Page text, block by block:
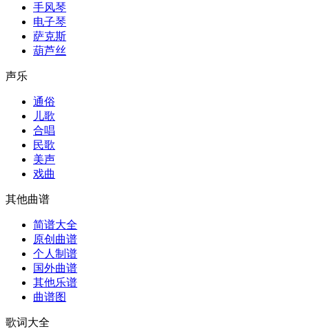
手风琴
电子琴
萨克斯
葫芦丝
声乐
通俗
儿歌
合唱
民歌
美声
戏曲
其他曲谱
简谱大全
原创曲谱
个人制谱
国外曲谱
其他乐谱
曲谱图
歌词大全